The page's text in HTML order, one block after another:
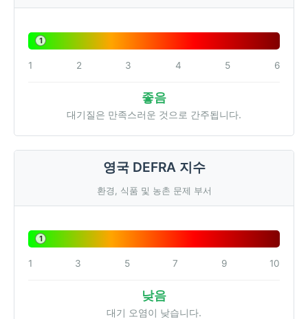
1
1 2 3 4 5 6
좋음
대기질은 만족스러운 것으로 간주됩니다.
영국 DEFRA 지수
환경, 식품 및 농촌 문제 부서
1
1 3 5 7 9 10
낮음
대기 오염이 낮습니다.